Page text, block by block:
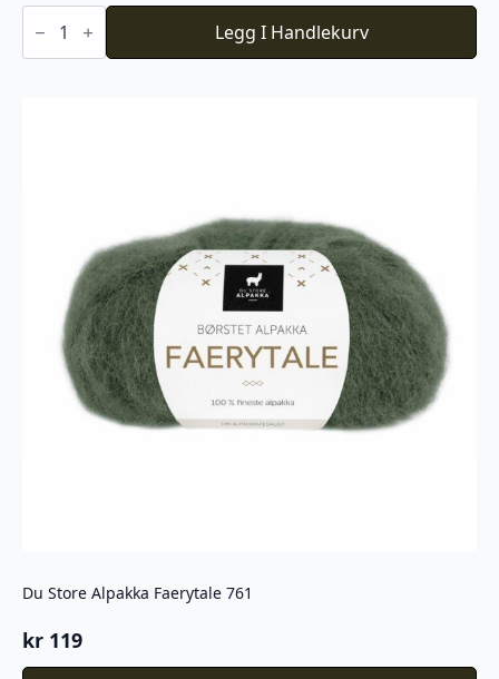
Du
Store
Faerytale
Legg I Handlekurv
Du Store Alpakka Faerytale 761
kr 119